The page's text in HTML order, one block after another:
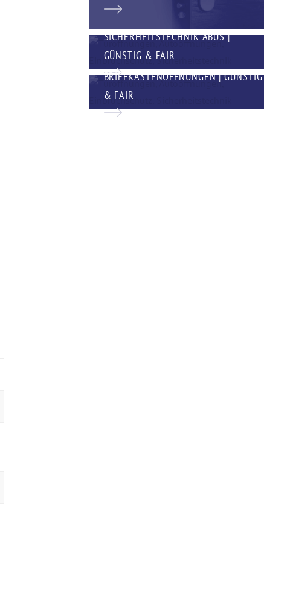
SICHERHEITSTECHNIK ABUS |
GÜNSTIG & FAIR
BRIEFKASTENÖFFNUNGEN | GÜNSTIG
& FAIR